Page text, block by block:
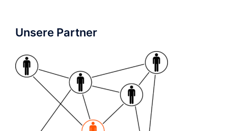
Unsere Partner